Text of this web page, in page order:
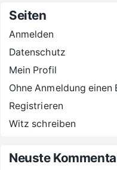
Seiten
Anmelden
Datenschutz
Mein Profil
Ohne Anmeldung einen
Registrieren
Witz schreiben
Neuste